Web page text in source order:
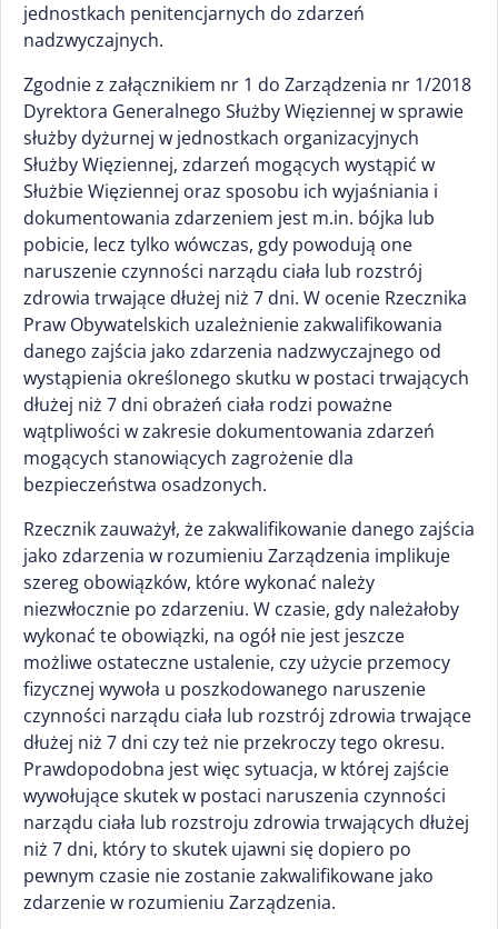
jednostkach penitencjarnych do zdarzeń
nadzwyczajnych.
Zgodnie z załącznikiem nr 1 do Zarządzenia nr 1/2018
Dyrektora Generalnego Służby Więziennej w sprawie
służby dyżurnej w jednostkach organizacyjnych
Służby Więziennej, zdarzeń mogących wystąpić w
Służbie Więziennej oraz sposobu ich wyjaśniania i
dokumentowania zdarzeniem jest m.in. bójka lub
pobicie, lecz tylko wówczas, gdy powodują one
naruszenie czynności narządu ciała lub rozstrój
zdrowia trwające dłużej niż 7 dni. W ocenie Rzecznika
Praw Obywatelskich uzależnienie zakwalifikowania
danego zajścia jako zdarzenia nadzwyczajnego od
wystąpienia określonego skutku w postaci trwających
dłużej niż 7 dni obrażeń ciała rodzi poważne
wątpliwości w zakresie dokumentowania zdarzeń
mogących stanowiących zagrożenie dla
bezpieczeństwa osadzonych.
Rzecznik zauważył, że zakwalifikowanie danego zajścia
jako zdarzenia w rozumieniu Zarządzenia implikuje
szereg obowiązków, które wykonać należy
niezwłocznie po zdarzeniu. W czasie, gdy należałoby
wykonać te obowiązki, na ogół nie jest jeszcze
możliwe ostateczne ustalenie, czy użycie przemocy
fizycznej wywoła u poszkodowanego naruszenie
czynności narządu ciała lub rozstrój zdrowia trwające
dłużej niż 7 dni czy też nie przekroczy tego okresu.
Prawdopodobna jest więc sytuacja, w której zajście
wywołujące skutek w postaci naruszenia czynności
narządu ciała lub rozstroju zdrowia trwających dłużej
niż 7 dni, który to skutek ujawni się dopiero po
pewnym czasie nie zostanie zakwalifikowane jako
zdarzenie w rozumieniu Zarządzenia.